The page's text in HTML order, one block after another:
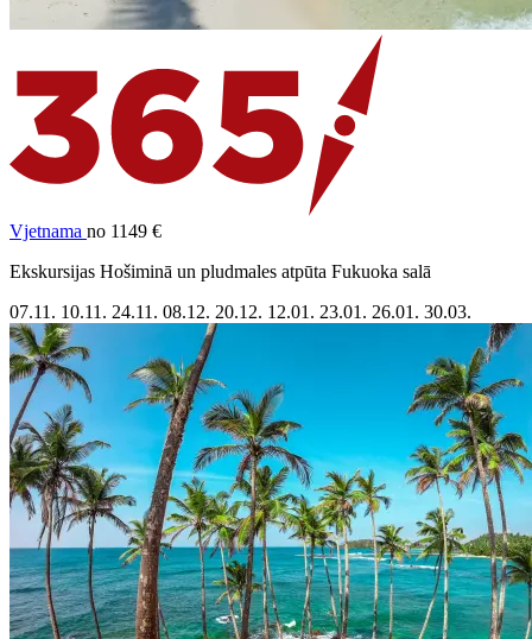
Vjetnama no 1149 €
Ekskursijas Hošiminā un pludmales atpūta Fukuoka salā
07.11. 10.11. 24.11. 08.12. 20.12. 12.01. 23.01. 26.01. 30.03.